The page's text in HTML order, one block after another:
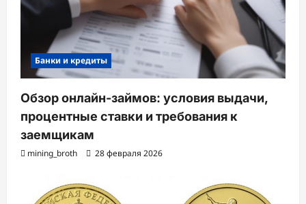
Банки и кредиты
Обзор онлайн-займов: условия выдачи,
процентные ставки и требования к
заемщикам
mining_broth 28 февраля 2026